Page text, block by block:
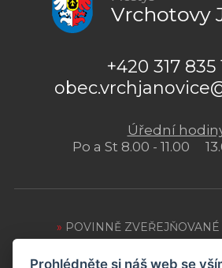
+420 317 835
Úřední
Po a St 8.00 - 11.00
» POVINNĚ
»OCHRANA OSOBNÍCH
Prohlédněte si náš web se